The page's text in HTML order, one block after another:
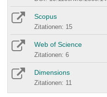
Scopus
Zitationen: 15
Web of Science
Zitationen: 6
Dimensions
Zitationen: 11